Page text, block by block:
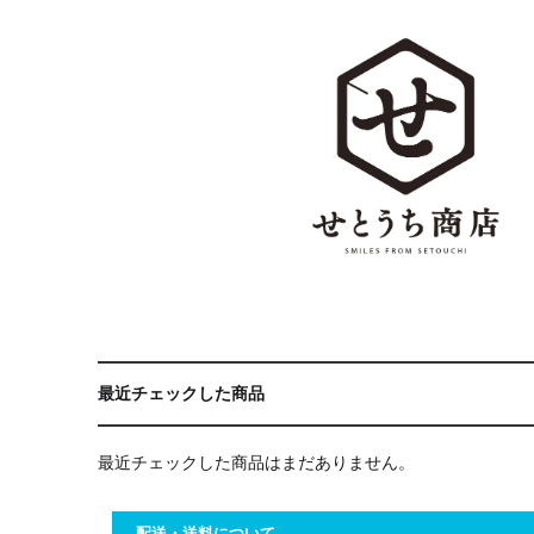
最近チェックした商品
最近チェックした商品はまだありません。